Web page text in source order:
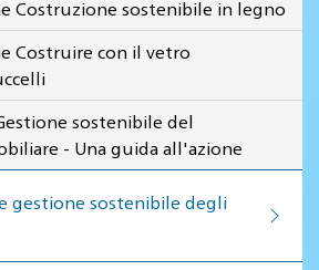
Costruzione sostenibile in legno
Costruire con il vetro
sostenibile del
- Una guida all'azione
gestione so­ste­ni­bi­le de­gli